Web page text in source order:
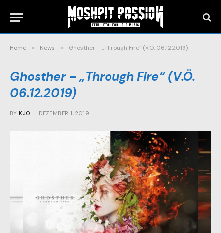
Home » News » Ghosther – „Through Fire“ (V.Ö. 06.12.2019)
Ghosther – „Through Fire“ (V.Ö.
06.12.2019)
BY KJO DEZEMBER 1, 2019